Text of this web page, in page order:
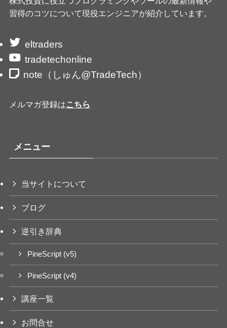
習得のコツについて現役エンジニアが紹介しています。
eltraders
tradetechonline
note（しゅん@TradeTech）
メルマガ登録はこちら
メニュー
当サイトについて
ブログ
逆引き辞典
PineScript (v5)
PineScript (v4)
講座一覧
お問合せ